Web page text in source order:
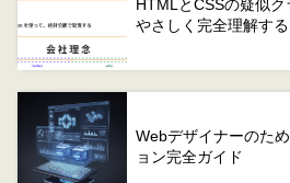
HTMLとCSSの疑似
やさしく完全理解する
Webデザイナーのた
ョン完全ガイド